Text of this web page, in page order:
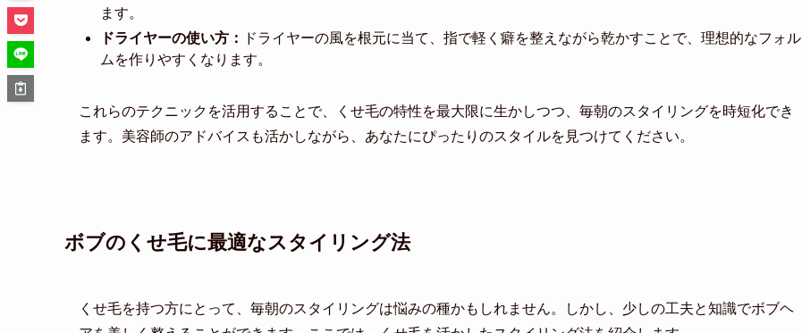
ます。
ドライヤーの使い方：
ドライヤーの風を根元に当て、指で軽く癖を整えながら乾かすことで、理想的なフォル
ムを作りやすくなります。
これらのテクニックを活用することで、くせ毛の特性を最大限に生かしつつ、毎朝のスタイリングを時短化でき
ます。美容師のアドバイスも活かしながら、あなたにぴったりのスタイルを見つけてください。
ボブのくせ毛に最適なスタイリング法
くせ毛を持つ方にとって、毎朝のスタイリングは悩みの種かもしれません。しかし、少しの工夫と知識でボブヘ